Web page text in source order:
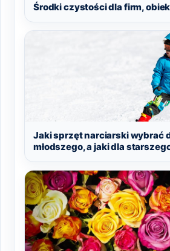
Środki czystości dla firm,
Jaki sprzęt narciarski wybrać
młodszego, a jaki dla